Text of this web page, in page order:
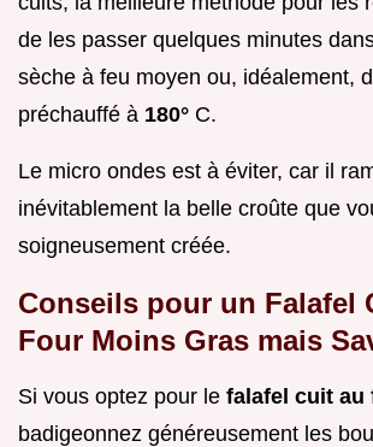
de les passer quelques minutes
sèche à feu moyen ou, idéalement,
préchauffé à 180° C.
Le micro ondes est à éviter, car il
inévitablement la belle croûte que
soigneusement créée.
Conseils pour un Falafel
Four Moins Gras mais
Si vous optez pour le falafel cuit au
badigeonnez généreusement les